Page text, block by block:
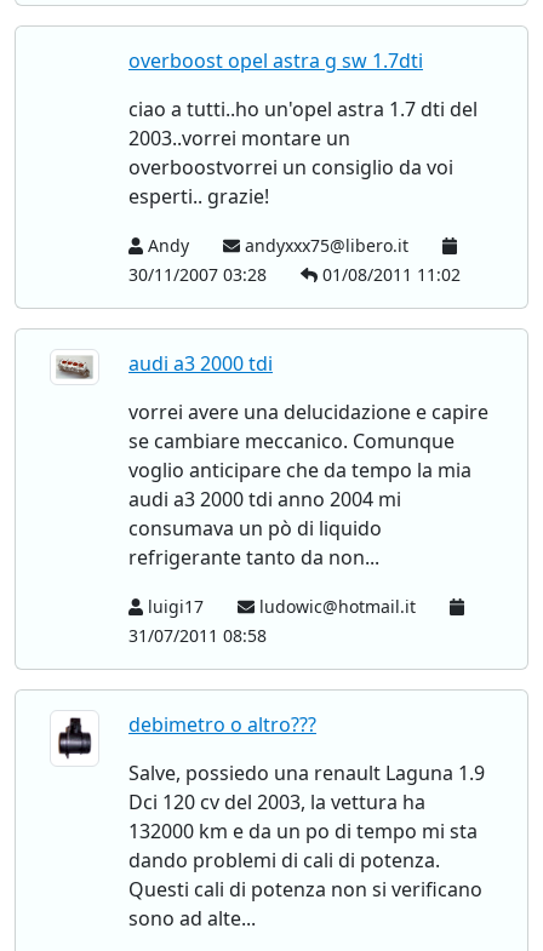
overboost opel astra g sw 1.7dti
ciao a tutti..ho un'opel astra 1.7 dti del
2003..vorrei montare un
overboostvorrei un consiglio da voi
esperti.. grazie!
Andy
andyxxx75@libero.it
30/11/2007 03:28
01/08/2011 11:02
audi a3 2000 tdi
vorrei avere una delucidazione e capire
se cambiare meccanico. Comunque
voglio anticipare che da tempo la mia
audi a3 2000 tdi anno 2004 mi
consumava un pò di liquido
refrigerante tanto da non...
luigi17
ludowic@hotmail.it
31/07/2011 08:58
debimetro o altro???
Salve, possiedo una renault Laguna 1.9
Dci 120 cv del 2003, la vettura ha
132000 km e da un po di tempo mi sta
dando problemi di cali di potenza.
Questi cali di potenza non si verificano
sono ad alte...